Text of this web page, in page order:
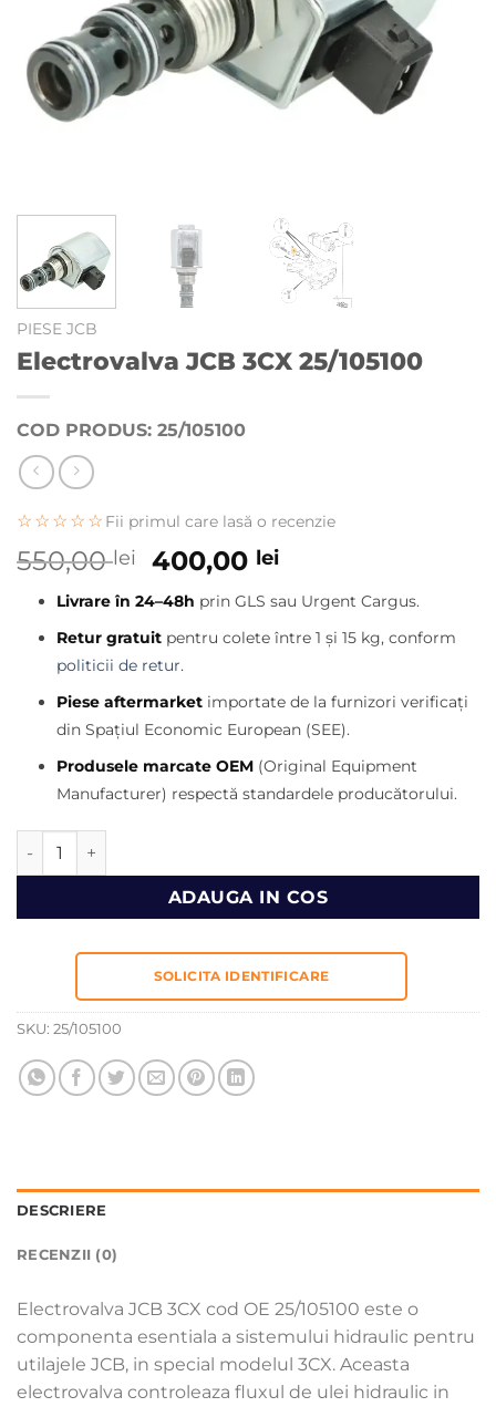
PIESE JCB
Electrovalva JCB 3CX 25/105100
COD PRODUS: 25/105100
☆☆☆☆☆ Fii primul care lasă o recenzie
550,00lei
Prețul
inițial
a
fost:
550,00 lei.
400,00 leiPrețul
este:
400,00 lei.
Livrare în 24–48h prin GLS sau Urgent Cargus.
Retur gratuit pentru colete între 1 și 15 kg, conform
politicii de retur.
Piese aftermarket importate de la furnizori verificați
din Spațiul Economic European (SEE).
Produsele marcate OEM (Original Equipment
Manufacturer) respectă standardele producătorului.
Cantitate Electrovalva JCB 3CX 25/105100
ADAUGA IN COS
SOLICITA IDENTIFICARE
SKU: 25/105100
DESCRIERE
RECENZII (0)
Electrovalva JCB 3CX cod OE 25/105100 este o
componenta esentiala a sistemului hidraulic pentru
utilajele JCB, in special modelul 3CX. Aceasta
electrovalva controleaza fluxul de ulei hidraulic in